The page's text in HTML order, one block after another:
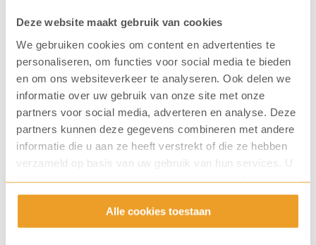
Deze website maakt gebruik van cookies
We gebruiken cookies om content en advertenties te
personaliseren, om functies voor social media te bieden
en om ons websiteverkeer te analyseren. Ook delen we
informatie over uw gebruik van onze site met onze
partners voor social media, adverteren en analyse. Deze
partners kunnen deze gegevens combineren met andere
informatie die u aan ze heeft verstrekt of die ze hebben
verzameld op basis van uw gebruik van hun services. U
gaat akkoord met onze cookies als u onze website blijft
gebruiken.
Alle cookies toestaan
KoffiePartners Brabant (Coffee3)
Zuid, Midden en Oost Nederland